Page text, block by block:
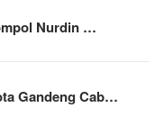
Nurdin …
Gandeng Cab…